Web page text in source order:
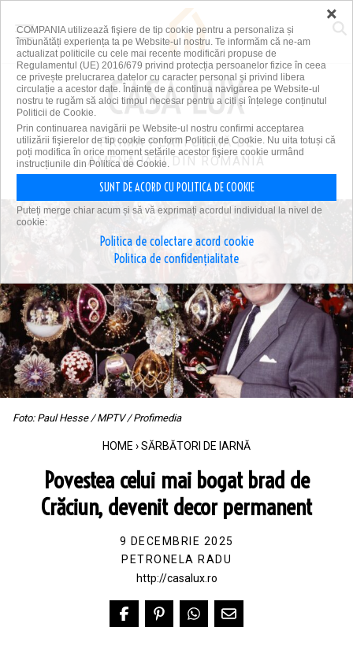
PRIMA PLATFORMĂ DE
AMENAJĂRI DIN ROMÂNIA
Foto: Paul Hesse / MPTV / Profimedia
HOME ›SĂRBĂTORI DE IARNĂ
Povestea celui mai bogat brad de
Crăciun, devenit decor permanent
9 DECEMBRIE 2025
PETRONELA RADU
http://casalux.ro
×
COMPANIA utilizează fişiere de tip cookie pentru a personaliza și
îmbunătăți experiența ta pe Website-ul nostru. Te informăm că ne-am
actualizat politicile cu cele mai recente modificări propuse de
Regulamentul (UE) 2016/679 privind protecția persoanelor fizice în ceea
ce privește prelucrarea datelor cu caracter personal și privind libera
circulație a acestor date. Înainte de a continua navigarea pe Website-ul
nostru te rugăm să aloci timpul necesar pentru a citi și înțelege conținutul
Politicii de Cookie.
Prin continuarea navigării pe Website-ul nostru confirmi acceptarea
utilizării fişierelor de tip cookie conform Politicii de Cookie. Nu uita totuși că
poți modifica în orice moment setările acestor fişiere cookie urmând
instrucțiunile din Politica de Cookie.
SUNT DE ACORD CU POLITICA DE COOKIE
Puteți merge chiar acum și să vă exprimați acordul individual la nivel de
cookie:
Politica de colectare acord cookie
Politica de confidențialitate